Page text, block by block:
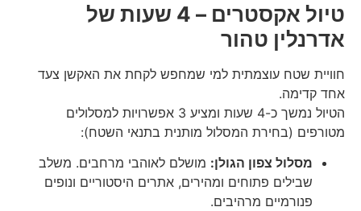
טיול אקסטרים – 4 שעות של
אדרנלין טהור
חוויית שטח עוצמתית למי שמחפש לקחת את האקשן צעד
אחד קדימה.
הטיול נמשך כ-4 שעות ומציע 3 אפשרויות למסלולים
מטורפים (בחירת המסלול מותנית בתנאי השטח):
מסלול צפון הגולן: מושלם לאוהבי מרחבים. משלב
שבילים פתוחים ומהירים, אתרים היסטוריים ונופים
פנורמיים מרהיבים.